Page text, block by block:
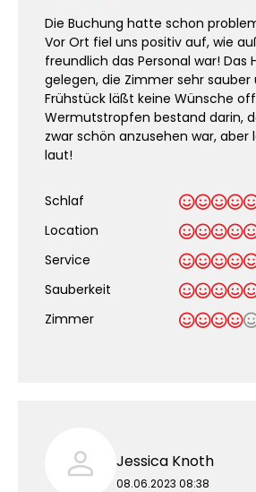
Die Buchung hatte schon
Vor Ort fiel uns positiv auf, wie
freundlich das Personal war! Das
gelegen, die Zimmer sehr sauber
Frühstück läßt keine Wünsche
Wermutstropfen bestand darin,
zwar schön anzusehen war, aber
laut!
Schlaf
Location
Service
Sauberkeit
Zimmer
Jessica Knoth
08.06.2023 08:38